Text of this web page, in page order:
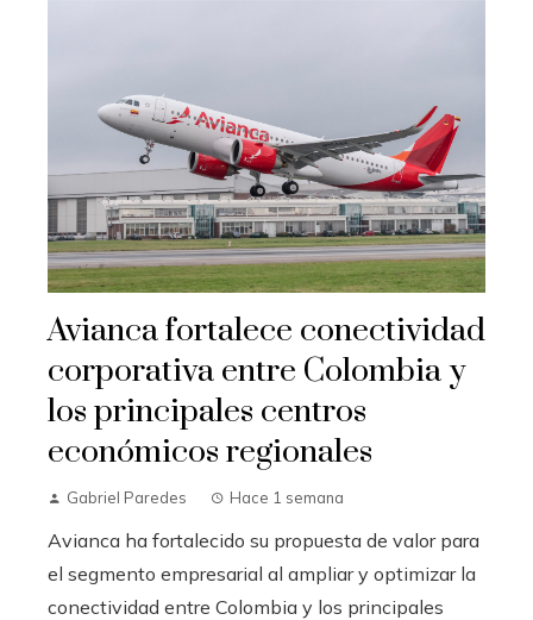
Avianca fortalece conectividad
corporativa entre Colombia y
los principales centros
económicos regionales
Gabriel Paredes Hace 1 semana
Avianca ha fortalecido su propuesta de valor para
el segmento empresarial al ampliar y optimizar la
conectividad entre Colombia y los principales